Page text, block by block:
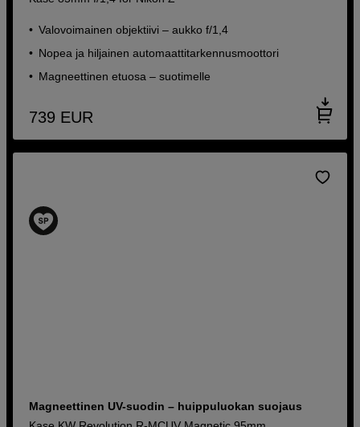
Valovoimainen objektiivi – aukko f/1,4
Nopea ja hiljainen automaattitarkennusmoottori
Magneettinen etuosa – suotimelle
739 EUR
Magneettinen UV-suodin – huippuluokan suojaus